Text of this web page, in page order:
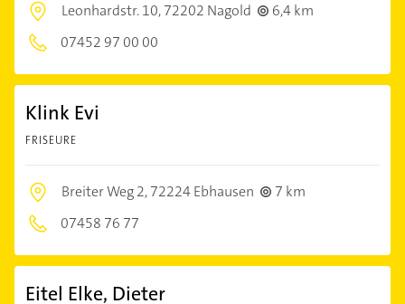
Leonhardstr. 10,72202 Nagold
6,4 km
07452 97 00 00
Klink Evi
FRISEURE
Breiter Weg 2,72224 Ebhausen
7 km
07458 76 77
Eitel Elke, Dieter